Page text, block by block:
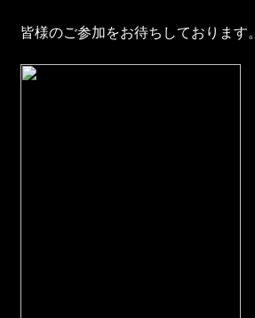
皆様のご参加をお待ちしております。